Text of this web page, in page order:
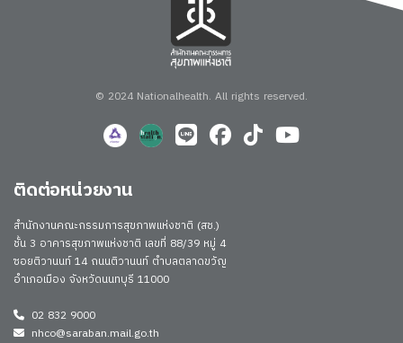
© 2024 Nationalhealth. All rights reserved.
ติดต่อหน่วยงาน
สำนักงานคณะกรรมการสุขภาพแห่งชาติ (สช.)
ชั้น 3 อาคารสุขภาพแห่งชาติ เลขที่ 88/39 หมู่ 4
ซอยติวานนท์ 14 ถนนติวานนท์ ตำบลตลาดขวัญ
อำเภอเมือง จังหวัดนนทบุรี 11000
02 832 9000
nhco@saraban.mail.go.th